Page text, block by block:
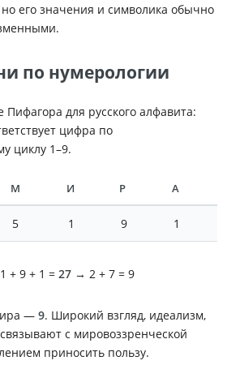
его значения и символика обычно
по нумерологии
Пифагора для русского алфавита:
цифра по
циклу 1–9.
М И Р А
5 1 9 1
+ 9 + 1 = 27 → 2 + 7 = 9
— 9. Широкий взгляд, идеализм,
с мировоззренческой
приносить пользу.